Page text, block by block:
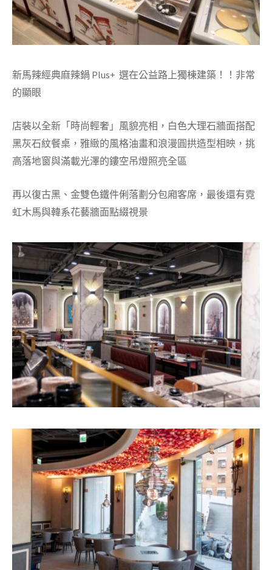
新馬辣經典麻辣鍋 Plus+ 選在公益路上獨棟建築！！非常
的顯眼
店裝以全新「時尚輕奢」風貌亮相，白色大理石牆面搭配
黑灰石紋餐桌，雅緻的風格油畫和浪漫圓拱造型相映，挑
高落地窗與滿載光澤的鏤空吊燈照亮全區
再以復古黑、金雙色鐵件俐落劃分包廂客席，最後還有霓
虹木馬與韓系花藝牆面點綴視景